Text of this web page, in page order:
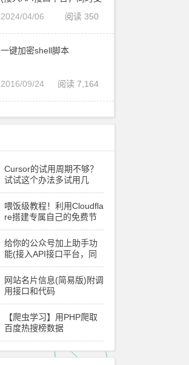
持订阅号和服务号)阅读 350
2024/04/06
一键加密shell脚本
阅读 7,164
2016/09/24
Cursor的试用周期不够？
试试这个办法多试用几
次！
喂饭级教程！利用Cloudfla
re搭建专属自己的免费节
点
给你的公众号加上助手功
能(接入API接口平台，同
时支持订阅号和服务号)
网站名片信息(简易版)附调
用接口和代码
【爬虫学习】用PHP爬取
百度热搜榜数据